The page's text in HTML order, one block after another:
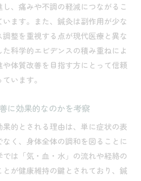
、痛みや不調の軽減につながるこ
います。また、鍼灸は副作用が少な
調整を重視する点が現代医療と異な
科学的エビデンスの積み重ねによ
や体質改善を目指す方にとって信頼
います。
に効果的なのかを考察
的とされる理由は、単に症状の表
く、身体全体の調和を図ることに
は「気・血・水」の流れや経絡の
が健康維持の鍵とされており、鍼